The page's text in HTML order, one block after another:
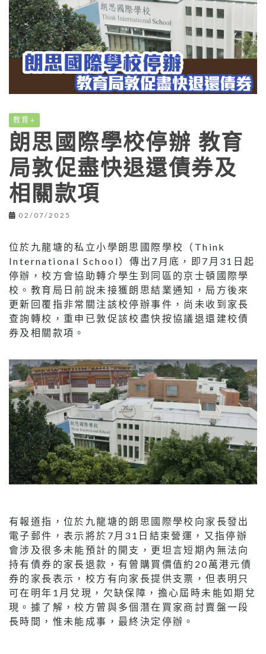
教育+
朗思國際學校停辦 教育
局敦促盡快退還債券及
相關款項
02/07/2025
位於九龍塘的私立小學朗思國際學校（Think
International School）傳出7月底，即7月31日起
停辦，校方會協助轉介學生到同區的京士頓國際學
校。教育局日前說未接獲朗思結業通知，局方後來
更新回覆指非常關注該校停辦事件，尚未收到家長
查詢轉校，重申已敦促該校盡快按協議退還建校債
券及相關款項。
有報道指，位於九龍塘的朗思國際學校向家長發出
電子郵件，表示將於7月31日結束營運，又指停辦
會涉及很多未能預計的開支，更坦言短期內無法向
持有債券的家長退款，有曾購買價值約20萬港元債
券的家長表示，校方有向家長提供支票，但表明只
可在明年1月兌現，欠缺保障，擔心屆時未能如期兌
現。據了解，校方曾與多個潛在買家商討賣盤一段
長時間，惟未能成事，最終決定停辦。